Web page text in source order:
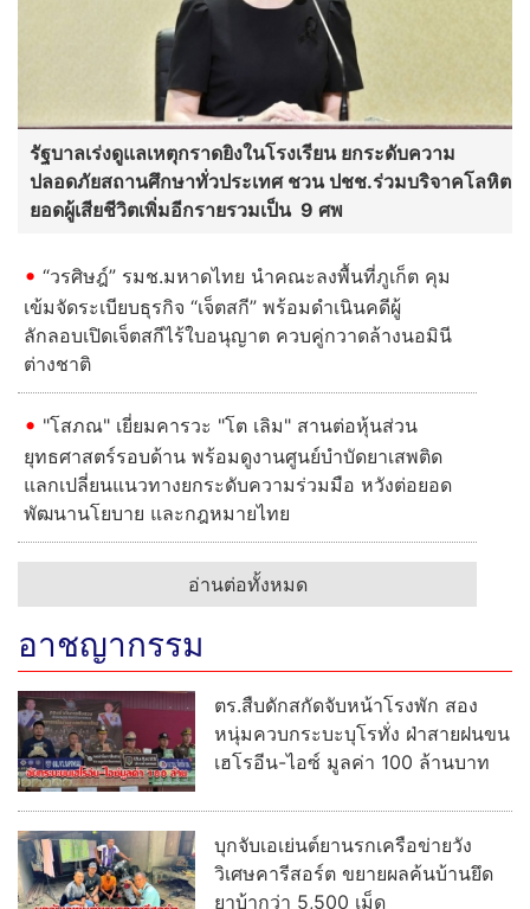
รัฐบาลเร่งดูแลเหตุกราดยิงในโรงเรียน ยกระดับความ
ปลอดภัยสถานศึกษาทั่วประเทศ ชวน ปชช.ร่วมบริจาคโลหิต
ยอดผู้เสียชีวิตเพิ่มอีกรายรวมเป็น 9 ศพ
“วรศิษฎ์” รมช.มหาดไทย นำคณะลงพื้นที่ภูเก็ต คุม
เข้มจัดระเบียบธุรกิจ “เจ็ตสกี” พร้อมดำเนินคดีผู้
ลักลอบเปิดเจ็ตสกีไร้ใบอนุญาต ควบคู่กวาดล้างนอมินี
ต่างชาติ
"โสภณ" เยี่ยมคารวะ "โต เลิม" สานต่อหุ้นส่วน
ยุทธศาสตร์รอบด้าน พร้อมดูงานศูนย์บำบัดยาเสพติด
แลกเปลี่ยนแนวทางยกระดับความร่วมมือ หวังต่อยอด
พัฒนานโยบาย และกฎหมายไทย
อ่านต่อทั้งหมด
อาชญากรรม
ตร.สืบดักสกัดจับหน้าโรงพัก สอง
หนุ่มควบกระบะบุโรทั่ง ฝ่าสายฝนขน
เฮโรอีน-ไอซ์ มูลค่า 100 ล้านบาท
บุกจับเอเย่นต์ยานรกเครือข่ายวัง
วิเศษคารีสอร์ต ขยายผลค้นบ้านยึด
ยาบ้ากว่า 5,500 เม็ด